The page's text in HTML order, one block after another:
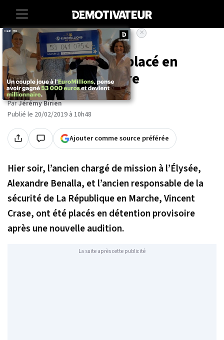
Accueil Societe
Alexandre Benalla placé en
détention provisoire
ParJérémy Birien
Publié le 20/02/2019 à 10h48
Ajouter comme source préférée
Hier soir, l’ancien chargé de mission à l’Élysée,
Alexandre Benalla, et l’ancien responsable de la
sécurité de La République en Marche, Vincent
Crase, ont été placés en détention provisoire
après une nouvelle audition.
La suite après cette publicité
×